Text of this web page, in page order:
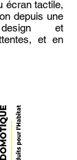
écran tactile,
depuis une
et
et en